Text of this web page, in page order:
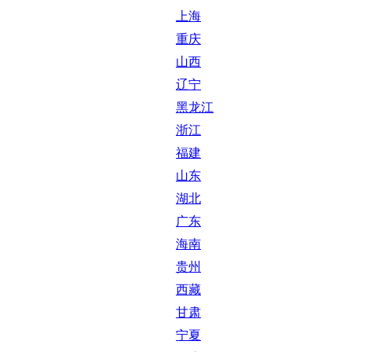
上海
重庆
山西
辽宁
黑龙江
浙江
福建
山东
湖北
广东
海南
贵州
西藏
甘肃
宁夏